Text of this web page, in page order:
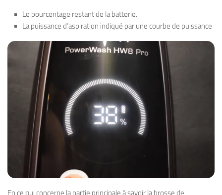
Le pourcentage restant de la batterie.
La puissance d’aspiration indiqué par une courbe de puissance
En ce qui concerne la partie principale à savoir la brosse de